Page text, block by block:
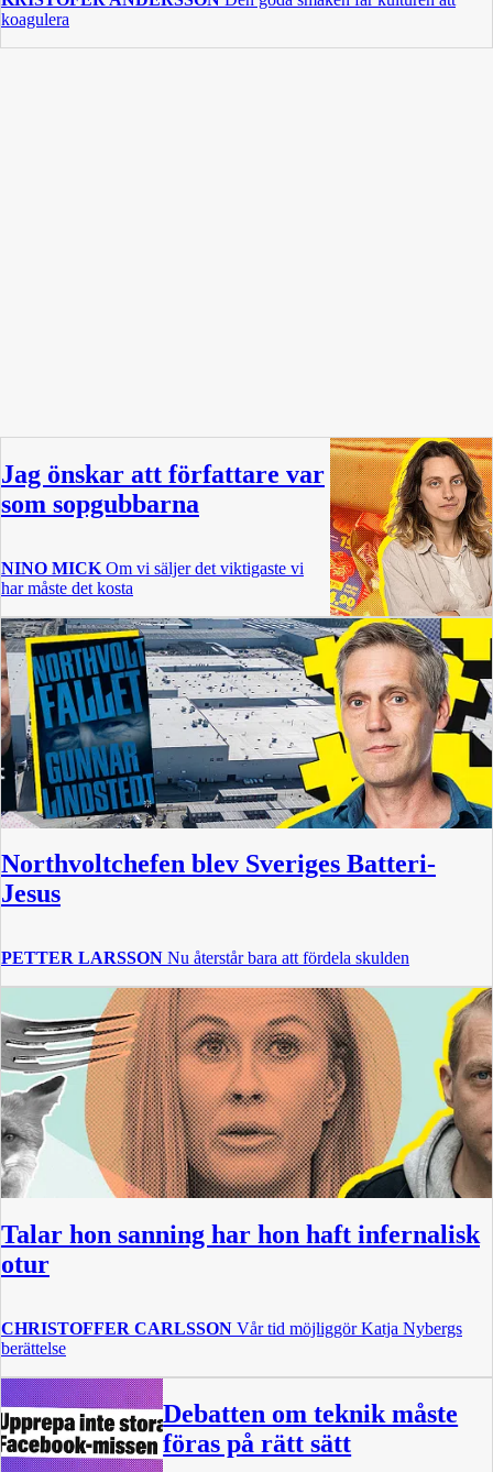
koagulera
Jag önskar att författare var
som sopgubbarna
NINO MICK Om vi säljer det viktigaste vi
har måste det kosta
Northvoltchefen blev Sveriges Batteri-
Jesus
PETTER LARSSON Nu återstår bara att fördela skulden
Talar hon sanning har hon haft infernalisk
otur
CHRISTOFFER CARLSSON Vår tid möjliggör Katja Nybergs
berättelse
Debatten om teknik måste
föras på rätt sätt